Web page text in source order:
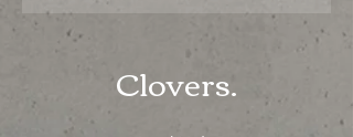
comprar o para surtir, solo los
mejores precios para tu tienda o
Clovers.